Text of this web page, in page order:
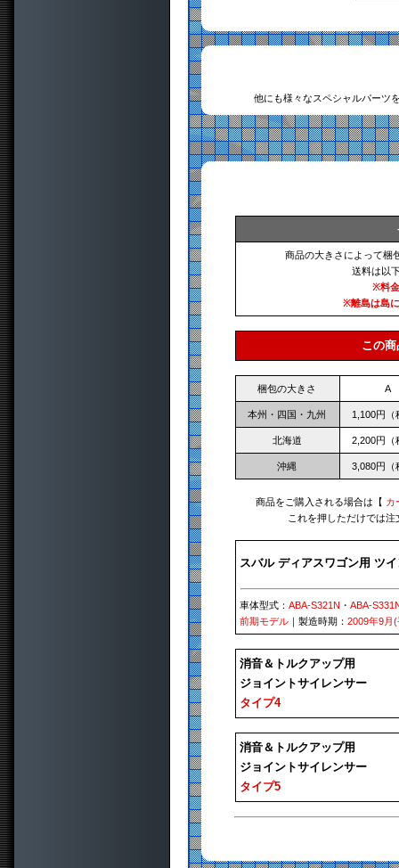
他にも様々なスペシャルパーツ
商品の大きさによって梱
送料は以
※料
※離島は島
この
梱包の大きさ A
本州・四国・九州 1,100円（
北海道 2,200円（
沖縄 3,080円（
商品をご購入される場合は【 カ
これを押しただけでは
スバル ディアスワゴン用 ツ
車体型式：ABA-S321N ・ABA-
前期モデル ｜製造時期：2009年9月
消音＆トルクアップ用
ジョイントサイレンサー
タイプ4
消音＆トルクアップ用
ジョイントサイレンサー
タイプ5